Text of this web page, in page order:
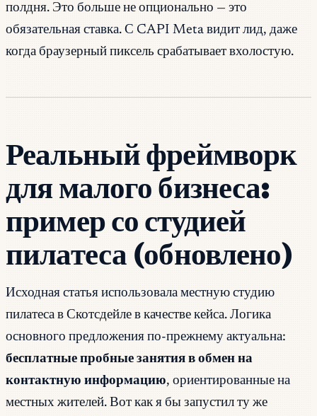
полдня. Это больше не опционально — это
обязательная ставка. С CAPI Meta видит лид, даже
когда браузерный пиксель срабатывает вхолостую.
Реальный фреймворк
для малого бизнеса:
пример со студией
пилатеса (обновлено)
Исходная статья использовала местную студию
пилатеса в Скотсдейле в качестве кейса. Логика
основного предложения по-прежнему актуальна:
бесплатные пробные занятия в обмен на
контактную информацию, ориентированные на
местных жителей. Вот как я бы запустил ту же